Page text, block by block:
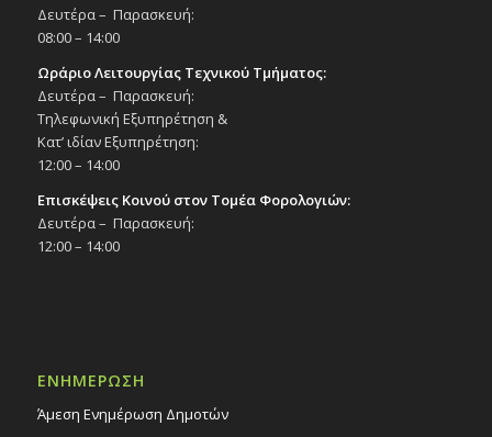
Δευτέρα – Παρασκευή:
08:00 – 14:00
Ωράριο Λειτουργίας Τεχνικού Τμήματος:
Δευτέρα – Παρασκευή:
Τηλεφωνική Εξυπηρέτηση &
Κατ’ ιδίαν Εξυπηρέτηση:
12:00 – 14:00
Επισκέψεις Κοινού στον Τομέα Φορολογιών:
Δευτέρα – Παρασκευή:
12:00 – 14:00
ΕΝΗΜΕΡΩΣΗ
Άμεση Ενημέρωση Δημοτών